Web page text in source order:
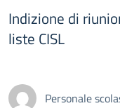
Indizione di
liste CISL
Personale